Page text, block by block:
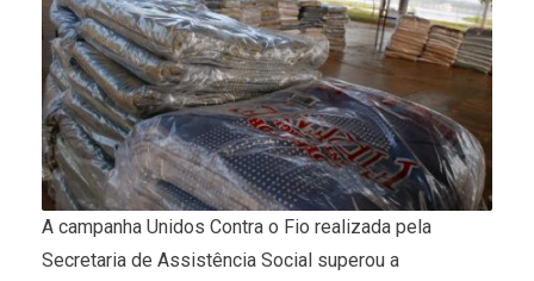
A campanha Unidos Contra o Fio realizada pela
Secretaria de Assistência Social superou a